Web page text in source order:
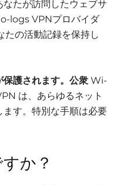
たが訪問したウェブサ
logs VPNプロバイダ
たの活動記録を保持し
護されます。公衆 Wi-
は、あらゆるネット
す。特別な手順は必要
か？